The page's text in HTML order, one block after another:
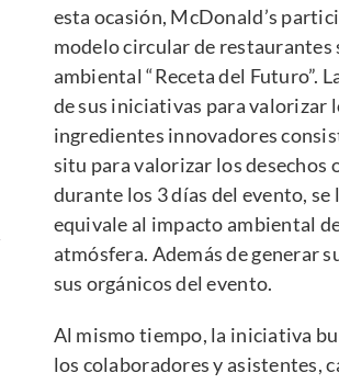
esta ocasión, McDonald’s
modelo circular de restaurantes
ambiental “Receta del Futuro”.
de sus iniciativas para valorizar
ingredientes innovadores
situ para valorizar los desechos
durante los 3 días del evento,
equivale al impacto ambiental
atmósfera. Además de generar
sus orgánicos del evento.
Al mismo tiempo, la iniciativa
los colaboradores y asistentes,